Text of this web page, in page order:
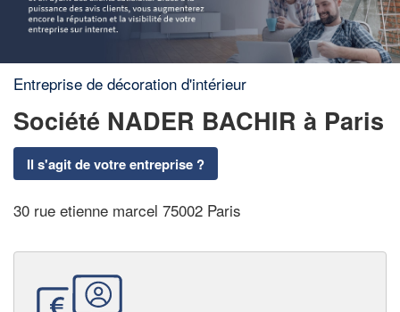
Entreprise de décoration d'intérieur
Société NADER BACHIR à Paris
Il s'agit de votre entreprise ?
30 rue etienne marcel 75002 Paris